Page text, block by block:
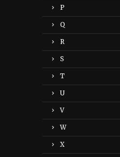
P
Q
R
S
T
U
V
W
X